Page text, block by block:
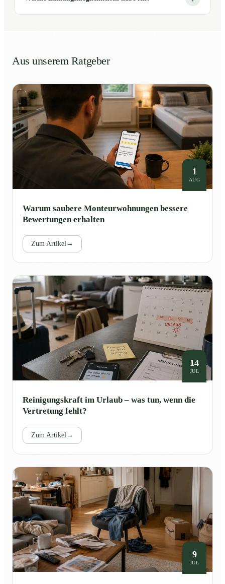
Aus unserem Ratgeber
1
AUG
Warum saubere Monteurwohnungen bessere
Bewertungen erhalten
Zum Artikel →
14
JUL
Reinigungskraft im Urlaub – was tun, wenn die
Vertretung fehlt?
Zum Artikel →
9
JUL